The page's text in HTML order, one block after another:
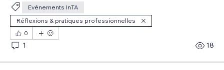
Evénements InTA
Réflexions & pratiques professionnelles
0
1 18